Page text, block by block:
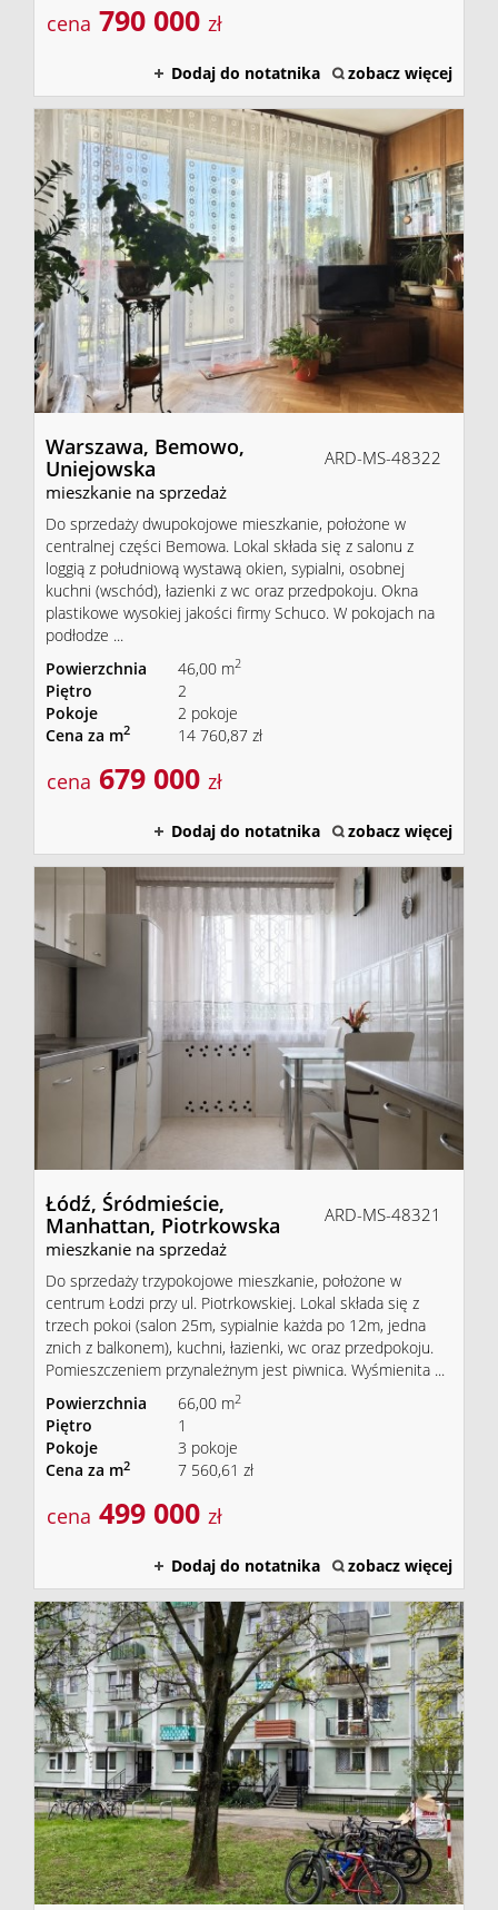
cena 790 000 zł
Dodaj do notatnika zobacz więcej
Warszawa, Bemowo,
Uniejowska
mieszkanie na sprzedaż
ARD-MS-48322
Do sprzedaży dwupokojowe mieszkanie, położone w
centralnej części Bemowa. Lokal składa się z salonu z
loggią z południową wystawą okien, sypialni, osobnej
kuchni (wschód), łazienki z wc oraz przedpokoju. Okna
plastikowe wysokiej jakości firmy Schuco. W pokojach na
podłodze ...
Powierzchnia
46,00 m2
Piętro
2
Pokoje
2 pokoje
Cena za m2 14 760,87 zł
cena 679 000 zł
Dodaj do notatnika zobacz więcej
Łódź, Śródmieście,
Manhattan, Piotrkowska
mieszkanie na sprzedaż
ARD-MS-48321
Do sprzedaży trzypokojowe mieszkanie, położone w
centrum Łodzi przy ul. Piotrkowskiej. Lokal składa się z
trzech pokoi (salon 25m, sypialnie każda po 12m, jedna
znich z balkonem), kuchni, łazienki, wc oraz przedpokoju.
Pomieszczeniem przynależnym jest piwnica. Wyśmienita ...
Powierzchnia
66,00 m2
Piętro
1
Pokoje
3 pokoje
Cena za m2 7 560,61 zł
cena 499 000 zł
Dodaj do notatnika zobacz więcej